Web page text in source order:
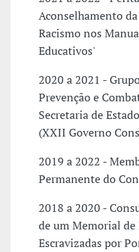
Aconselhamento
Racismo nos
Educativos'
2020 a 2021 -
Prevenção e
Secretaria de
(XXII Governo
2019 a 2022 -
Permanente do
2018 a 2020 -
de um Memorial de
Escravizadas por